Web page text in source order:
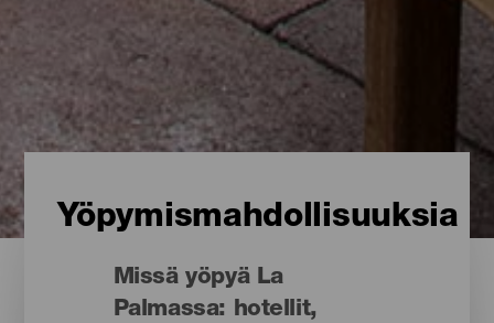
Yöpymismahdollisuuksia
Missä yöpyä La
Palmassa: hotellit,